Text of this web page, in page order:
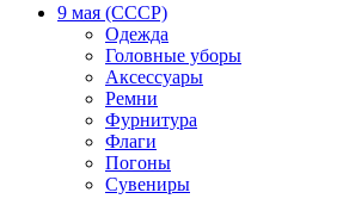
9 мая (СССР)
Одежда
Головные уборы
Аксессуары
Ремни
Фурнитура
Флаги
Погоны
Сувениры